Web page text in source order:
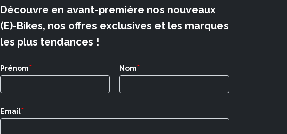
Découvre en avant-première nos nouveaux
(E)-Bikes, nos offres exclusives et les marques
les plus tendances !
Prénom* Nom*
Email*